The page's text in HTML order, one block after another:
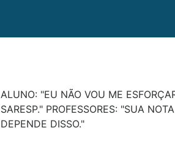
ALUNO: "EU NÃO VOU ME
SARESP." PROFESSORES: "SUA
DEPENDE DISSO."